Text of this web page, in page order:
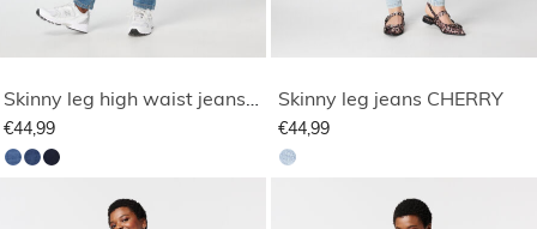
Skinny leg high waist jeans CHERRY
€44,99
Skinny leg jeans CHERRY
€44,99